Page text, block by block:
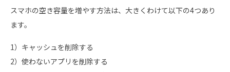
スマホの空き容量を増やす方法は、大きくわけて以下の4つあり
ます。
1）キャッシュを削除する
2）使わないアプリを削除する